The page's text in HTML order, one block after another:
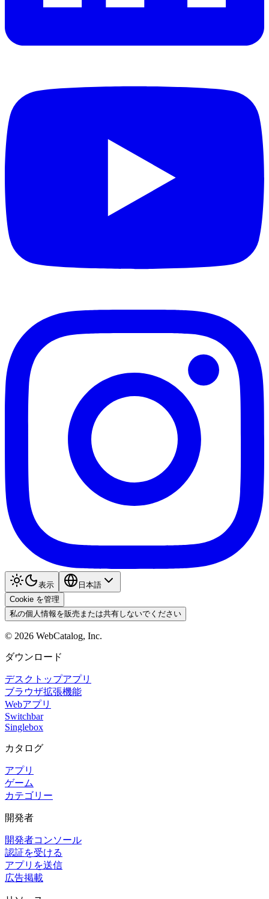
表示
日本語
Cookie を管理
私の個人情報を販売または共有しないでください
© 2026 WebCatalog, Inc.
ダウンロード
デスクトップアプリ
ブラウザ拡張機能
Webアプリ
Switchbar
Singlebox
カタログ
アプリ
ゲーム
カテゴリー
開発者
開発者コンソール
認証を受ける
アプリを送信
広告掲載